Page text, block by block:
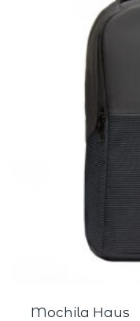
Mochila Haus